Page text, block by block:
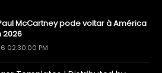
McCartney pode voltar à América
2026
02:30:00 PM